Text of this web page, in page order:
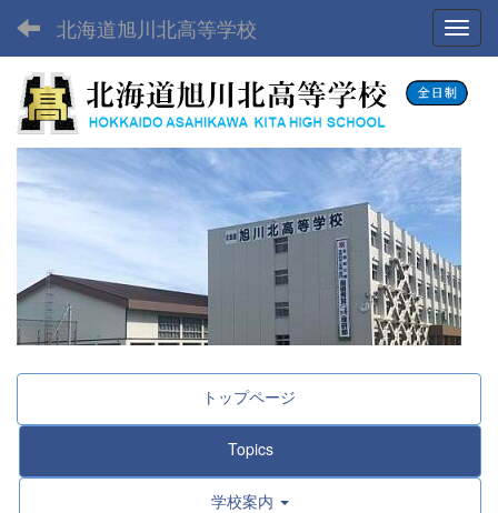
北海道旭川北高等学校
トップページ
Topics
学校案内